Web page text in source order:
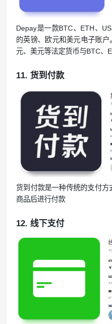
Depay是一款BTC、ETH、
的英镑、欧元和美元电子账
元、美元等法定货币与BTC、
11. 货到付款
货到付款是一种传统的支付方
商品后进行付款
12. 线下支付